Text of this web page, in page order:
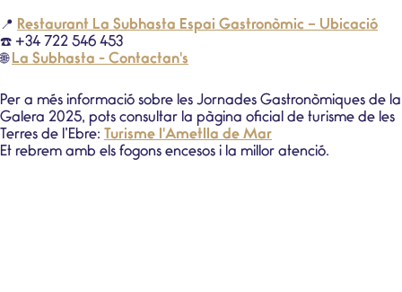
📍 Restaurant La Subhasta Espai Gastronòmic – Ubicació
☎️ +34 722 546 453
🌐 La Subhasta - Contactan's
Per a més informació sobre les Jornades Gastronòmiques de la
Galera 2025, pots consultar la pàgina oficial de turisme de les
Terres de l’Ebre:
Turisme l'Ametlla de Mar
Et rebrem amb els fogons encesos i la millor atenció.